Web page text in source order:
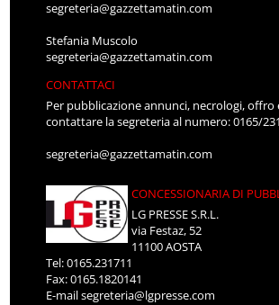
segreteria@gazzettamatin.com
Stefania Muscolo
segreteria@gazzettamatin.com
CONTATTACI
Per pubblicazione annunci, necrologi, offro
contattare la segreteria al numero: 0165/
segreteria@gazzettamatin.com
CONCESSIONARIA DI
LG PRESSE S.R.L.
via Festaz, 52
11100 AOSTA
Tel: 0165.231711
Fax: 0165.1820141
E-mailsegreteria@lgpresse.com